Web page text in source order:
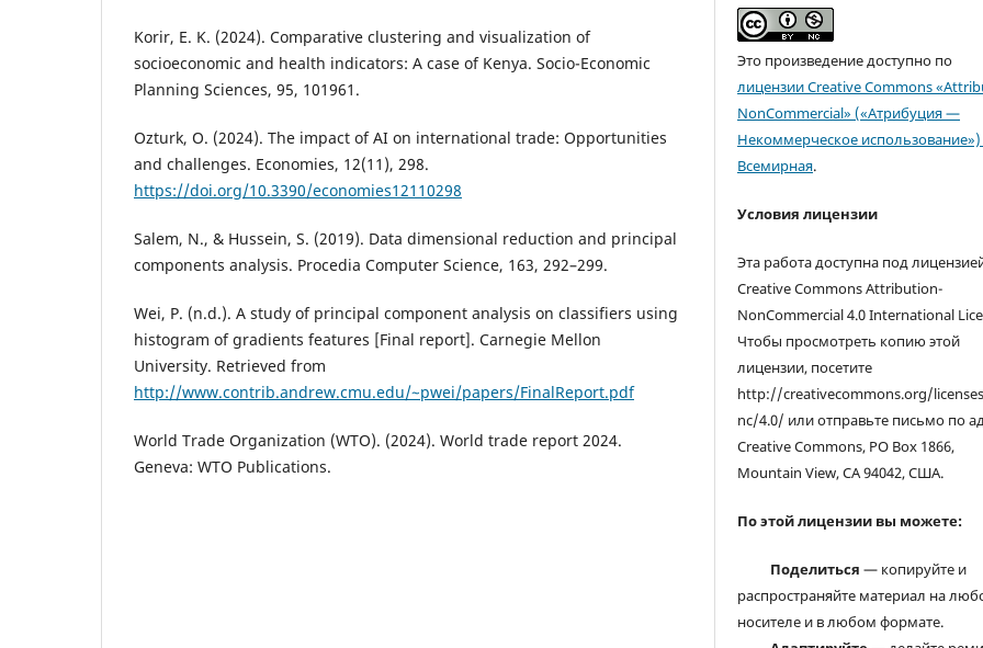
Korir, E. K. (2024). Comparative clustering and visualization of
socioeconomic and health indicators: A case of Kenya. Socio-Economic
Planning Sciences, 95, 101961.
Ozturk, O. (2024). The impact of AI on international trade: Opportunities
and challenges. Economies, 12(11), 298.
https://doi.org/10.3390/economies12110298
Salem, N., & Hussein, S. (2019). Data dimensional reduction and principal
components analysis. Procedia Computer Science, 163, 292–299.
Wei, P. (n.d.). A study of principal component analysis on classifiers using
histogram of gradients features [Final report]. Carnegie Mellon
University. Retrieved from
http://www.contrib.andrew.cmu.edu/~pwei/papers/FinalReport.pdf
World Trade Organization (WTO). (2024). World trade report 2024.
Geneva: WTO Publications.
Это произведение доступно по
лицензии Creative Commons
NonCommercial» («Атрибуция —
Некоммерческое использование»)
Всемирная.
Условия лицензии
Эта работа доступна под
Creative Commons Attribution-
NonCommercial 4.0 International
Чтобы просмотреть копию этой
лицензии, посетите
http://creativecommons.org/
nc/4.0/ или отправьте письмо по
Creative Commons, PO Box 1866,
Mountain View, CA 94042, США.
По этой лицензии вы можете:
Поделиться — копируйте и
распространяйте материал на
носителе и в любом формате.